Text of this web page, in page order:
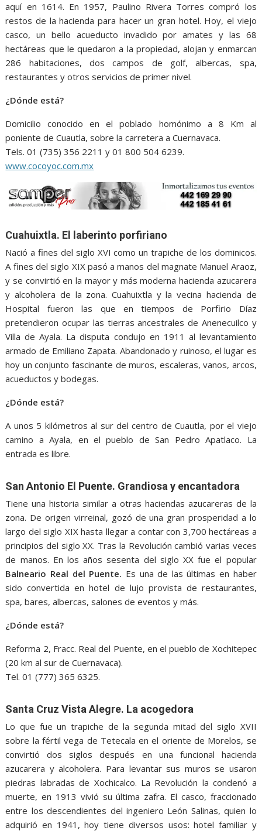
aquí en 1614. En 1957, Paulino Rivera Torres compró los
restos de la hacienda para hacer un gran hotel. Hoy, el viejo
casco, un bello acueducto invadido por amates y las 68
hectáreas que le quedaron a la propiedad, alojan y enmarcan
286 habitaciones, dos campos de golf, albercas, spa,
restaurantes y otros servicios de primer nivel.
¿Dónde está?
Domicilio conocido en el poblado homónimo a 8 Km al
poniente de Cuautla, sobre la carretera a Cuernavaca.
Tels. 01 (735) 356 2211 y 01 800 504 6239.
www.cocoyoc.com.mx
Cuahuixtla. El laberinto porfiriano
Nació a fines del siglo XVI como un trapiche de los dominicos.
A fines del siglo XIX pasó a manos del magnate Manuel Araoz,
y se convirtió en la mayor y más moderna hacienda azucarera
y alcoholera de la zona. Cuahuixtla y la vecina hacienda de
Hospital fueron las que en tiempos de Porfirio Díaz
pretendieron ocupar las tierras ancestrales de Anenecuilco y
Villa de Ayala. La disputa condujo en 1911 al levantamiento
armado de Emiliano Zapata. Abandonado y ruinoso, el lugar es
hoy un conjunto fascinante de muros, escaleras, vanos, arcos,
acueductos y bodegas.
¿Dónde está?
A unos 5 kilómetros al sur del centro de Cuautla, por el viejo
camino a Ayala, en el pueblo de San Pedro Apatlaco. La
entrada es libre.
San Antonio El Puente. Grandiosa y encantadora
Tiene una historia similar a otras haciendas azucareras de la
zona. De origen virreinal, gozó de una gran prosperidad a lo
largo del siglo XIX hasta llegar a contar con 3,700 hectáreas a
principios del siglo XX. Tras la Revolución cambió varias veces
de manos. En los años sesenta del siglo XX fue el popular
Balneario Real del Puente. Es una de las últimas en haber
sido convertida en hotel de lujo provista de restaurantes,
spa, bares, albercas, salones de eventos y más.
¿Dónde está?
Reforma 2, Fracc. Real del Puente, en el pueblo de Xochitepec
(20 km al sur de Cuernavaca).
Tel. 01 (777) 365 6325.
Santa Cruz Vista Alegre. La acogedora
Lo que fue un trapiche de la segunda mitad del siglo XVII
sobre la fértil vega de Tetecala en el oriente de Morelos, se
convirtió dos siglos después en una funcional hacienda
azucarera y alcoholera. Para levantar sus muros se usaron
piedras labradas de Xochicalco. La Revolución la condenó a
muerte, en 1913 vivió su última zafra. El casco, fraccionado
entre los descendientes del ingeniero León Salinas, quien lo
adquirió en 1941, hoy tiene diversos usos: hotel familiar y